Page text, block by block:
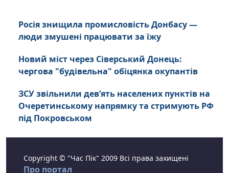
Росія знищила промисловість Донбасу —
люди змушені працювати за їжу
Новий міст через Сіверський Донець:
чергова "будівельна" обіцянка окупантів
ЗСУ звільнили дев’ять населених пунктів на
Очеретинському напрямку та стримують РФ
під Покровськом
Copyright © "Час Пік" 2009 Всі права захищені
Про портал